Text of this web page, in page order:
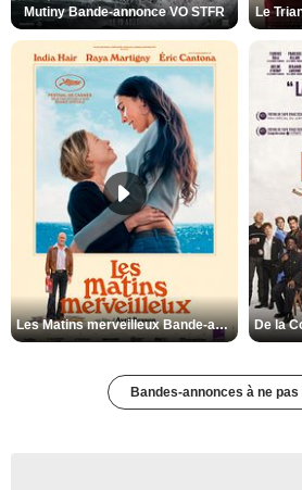
Mutiny Bande-annonce VO STFR Le
Les Matins merveilleux Bande-annonce VF
Bandes-annonces à ne pas